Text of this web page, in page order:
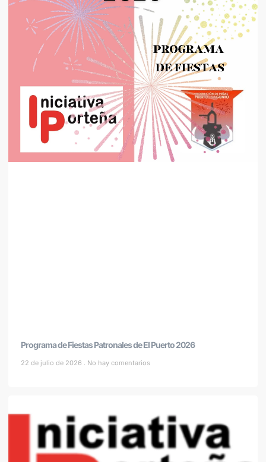
Programa de Fiestas Patronales de El Puerto 2026
22 de julio de 2026 No hay comentarios